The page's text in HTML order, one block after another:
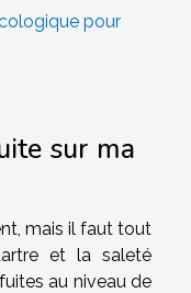
pour
sur ma
mais il faut tout
et la saleté
au niveau de